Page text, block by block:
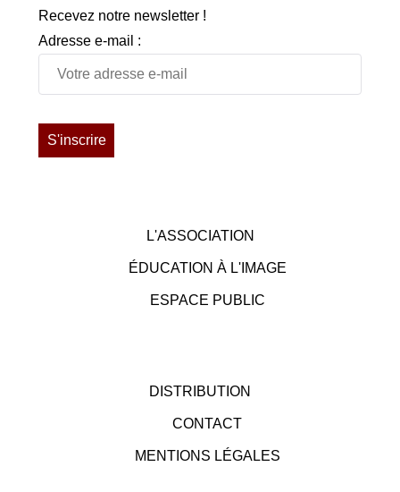
Recevez notre newsletter !
Adresse e-mail :
L'ASSOCIATION
ÉDUCATION À L'IMAGE
ESPACE PUBLIC
DISTRIBUTION
CONTACT
MENTIONS LÉGALES